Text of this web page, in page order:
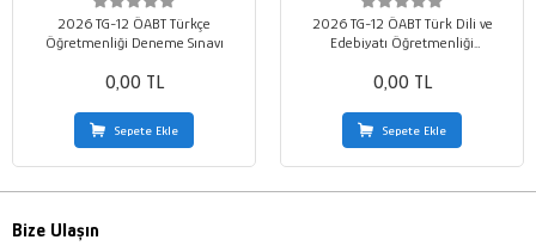
2026 TG-12 ÖABT Türkçe
Öğretmenliği Deneme Sınavı
0,00 TL
Sepete Ekle
2026 TG-12 ÖABT Türk Dili ve
Edebiyatı Öğretmenliği
0,00 TL
Sepete Ekle
Bize Ulaşın